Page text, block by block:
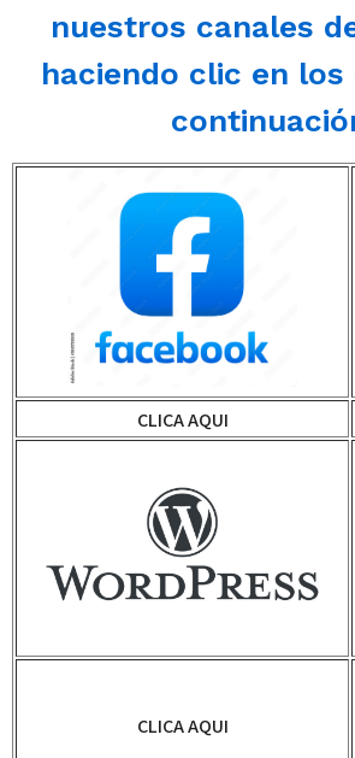
nuestros canales
haciendo clic en los
CLICA AQUI
CLICA AQUI